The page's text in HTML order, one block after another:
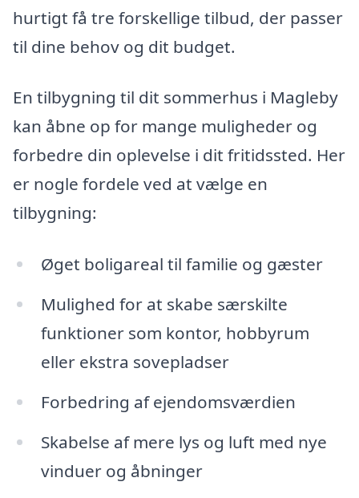
hurtigt få tre forskellige tilbud, der passer
til dine behov og dit budget.
En tilbygning til dit sommerhus i Magleby
kan åbne op for mange muligheder og
forbedre din oplevelse i dit fritidssted. Her
er nogle fordele ved at vælge en
tilbygning:
Øget boligareal til familie og gæster
Mulighed for at skabe særskilte
funktioner som kontor, hobbyrum
eller ekstra sovepladser
Forbedring af ejendomsværdien
Skabelse af mere lys og luft med nye
vinduer og åbninger